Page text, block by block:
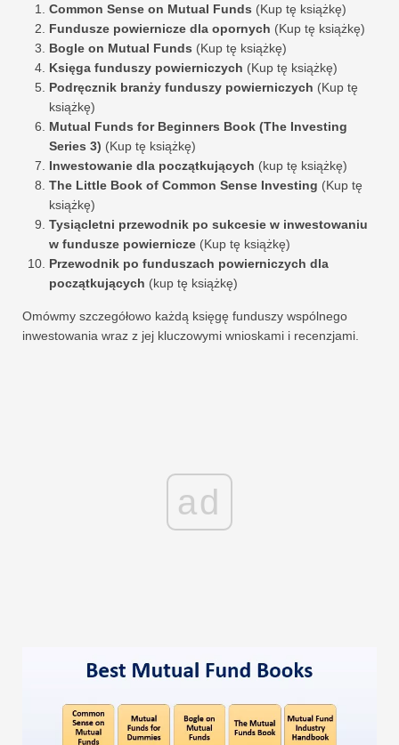
Common Sense on Mutual Funds (Kup tę książkę)
Fundusze powiernicze dla opornych (Kup tę książkę)
Bogle on Mutual Funds (Kup tę książkę)
Księga funduszy powierniczych (Kup tę książkę)
Podręcznik branży funduszy powierniczych (Kup tę
książkę)
Mutual Funds for Beginners Book (The Investing
Series 3) (Kup tę książkę)
Inwestowanie dla początkujących (kup tę książkę)
The Little Book of Common Sense Investing (Kup tę
książkę)
Tysiącletni przewodnik po sukcesie w inwestowaniu
w fundusze powiernicze (Kup tę książkę)
Przewodnik po funduszach powierniczych dla
początkujących (kup tę książkę)
Omówmy szczegółowo każdą księgę funduszy wspólnego
inwestowania wraz z jej kluczowymi wnioskami i recenzjami.
ad